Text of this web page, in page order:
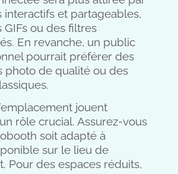
interactifs et partageables,
ou des filtres
En revanche, un public
pourrait préférer des
photo de qualité ou des
jouent
rôle crucial. Assurez-vous
soit adapté à
sur le lieu de
Pour des espaces réduits,